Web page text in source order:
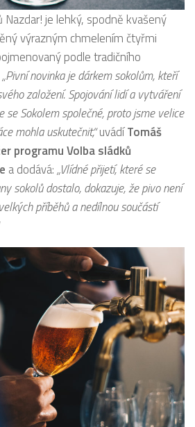
Nazdar! je lehký, spodně kvašený
výrazným chmelením čtyřmi
podle tradičního
„Pivní novinka je dárkem sokolům, kteří
založení. Spojování lidí a vytváření
Sokolem společné, proto jsme velice
mohla uskutečnit,“uvádíTomáš
programu Volba sládků
a dodává:„Vlídné přijetí, které se
sokolů dostalo, dokazuje, že pivo není
příběhů a nedílnou součástí